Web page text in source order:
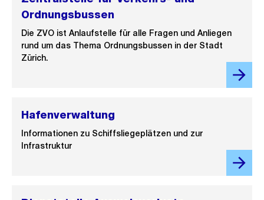
Ordnungsbussen
Die ZVO ist Anlaufstelle für alle Fragen und Anliegen
rund um das Thema Ordnungsbussen in der Stadt
Zürich.
Hafenverwaltung
Informationen zu Schiffsliegeplätzen und zur
Infrastruktur